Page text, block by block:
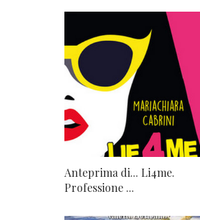
Anteprima di... Li4me.
Professione ...